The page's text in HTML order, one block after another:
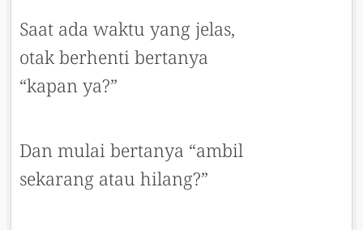
Saat ada waktu yang jelas,
otak berhenti bertanya
“kapan ya?”
Dan mulai bertanya “ambil
sekarang atau hilang?”